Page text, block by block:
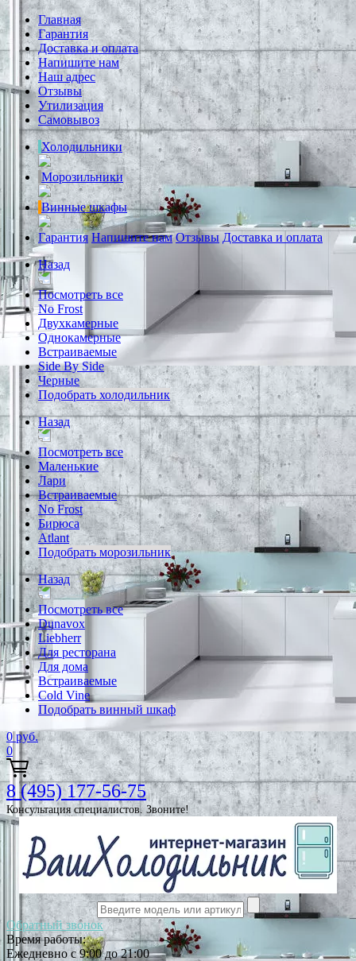
Главная
Гарантия
Доставка и оплата
Напишите нам
Наш адрес
Отзывы
Утилизация
Самовывоз
Холодильники
Морозильники
Винные шкафы
Гарантия Напишите нам Отзывы Доставка и оплата
Назад
Посмотреть все
No Frost
Двухкамерные
Однокамерные
Встраиваемые
Side By Side
Черные
Подобрать холодильник
Назад
Посмотреть все
Маленькие
Лари
Встраиваемые
No Frost
Бирюса
Atlant
Подобрать морозильник
Назад
Посмотреть все
Dunavox
Liebherr
Для ресторана
Для дома
Встраиваемые
Cold Vine
Подобрать винный шкаф
0 руб.
0
8 (495) 177-56-75
Консультация специалистов. Звоните!
Обратный звонок
Время работы:
Ежедневно с 9:00 до 21:00